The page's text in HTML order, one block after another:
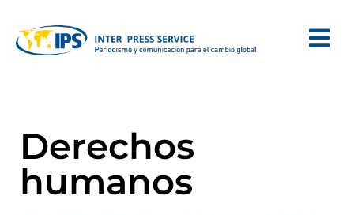
Derechos
humanos